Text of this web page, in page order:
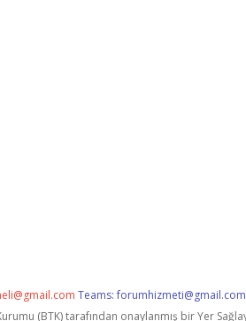
Teams:forumhizmeti@gmail.com
(BTK) tarafından onaylanmış bir Yer